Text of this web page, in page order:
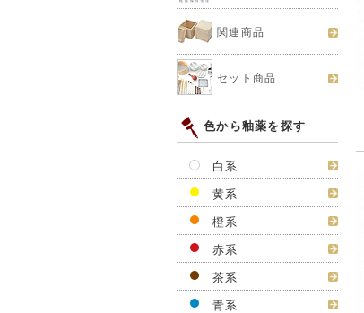
関連商品
セット商品
色から釉薬を探す
白系
黄系
橙系
赤系
茶系
青系